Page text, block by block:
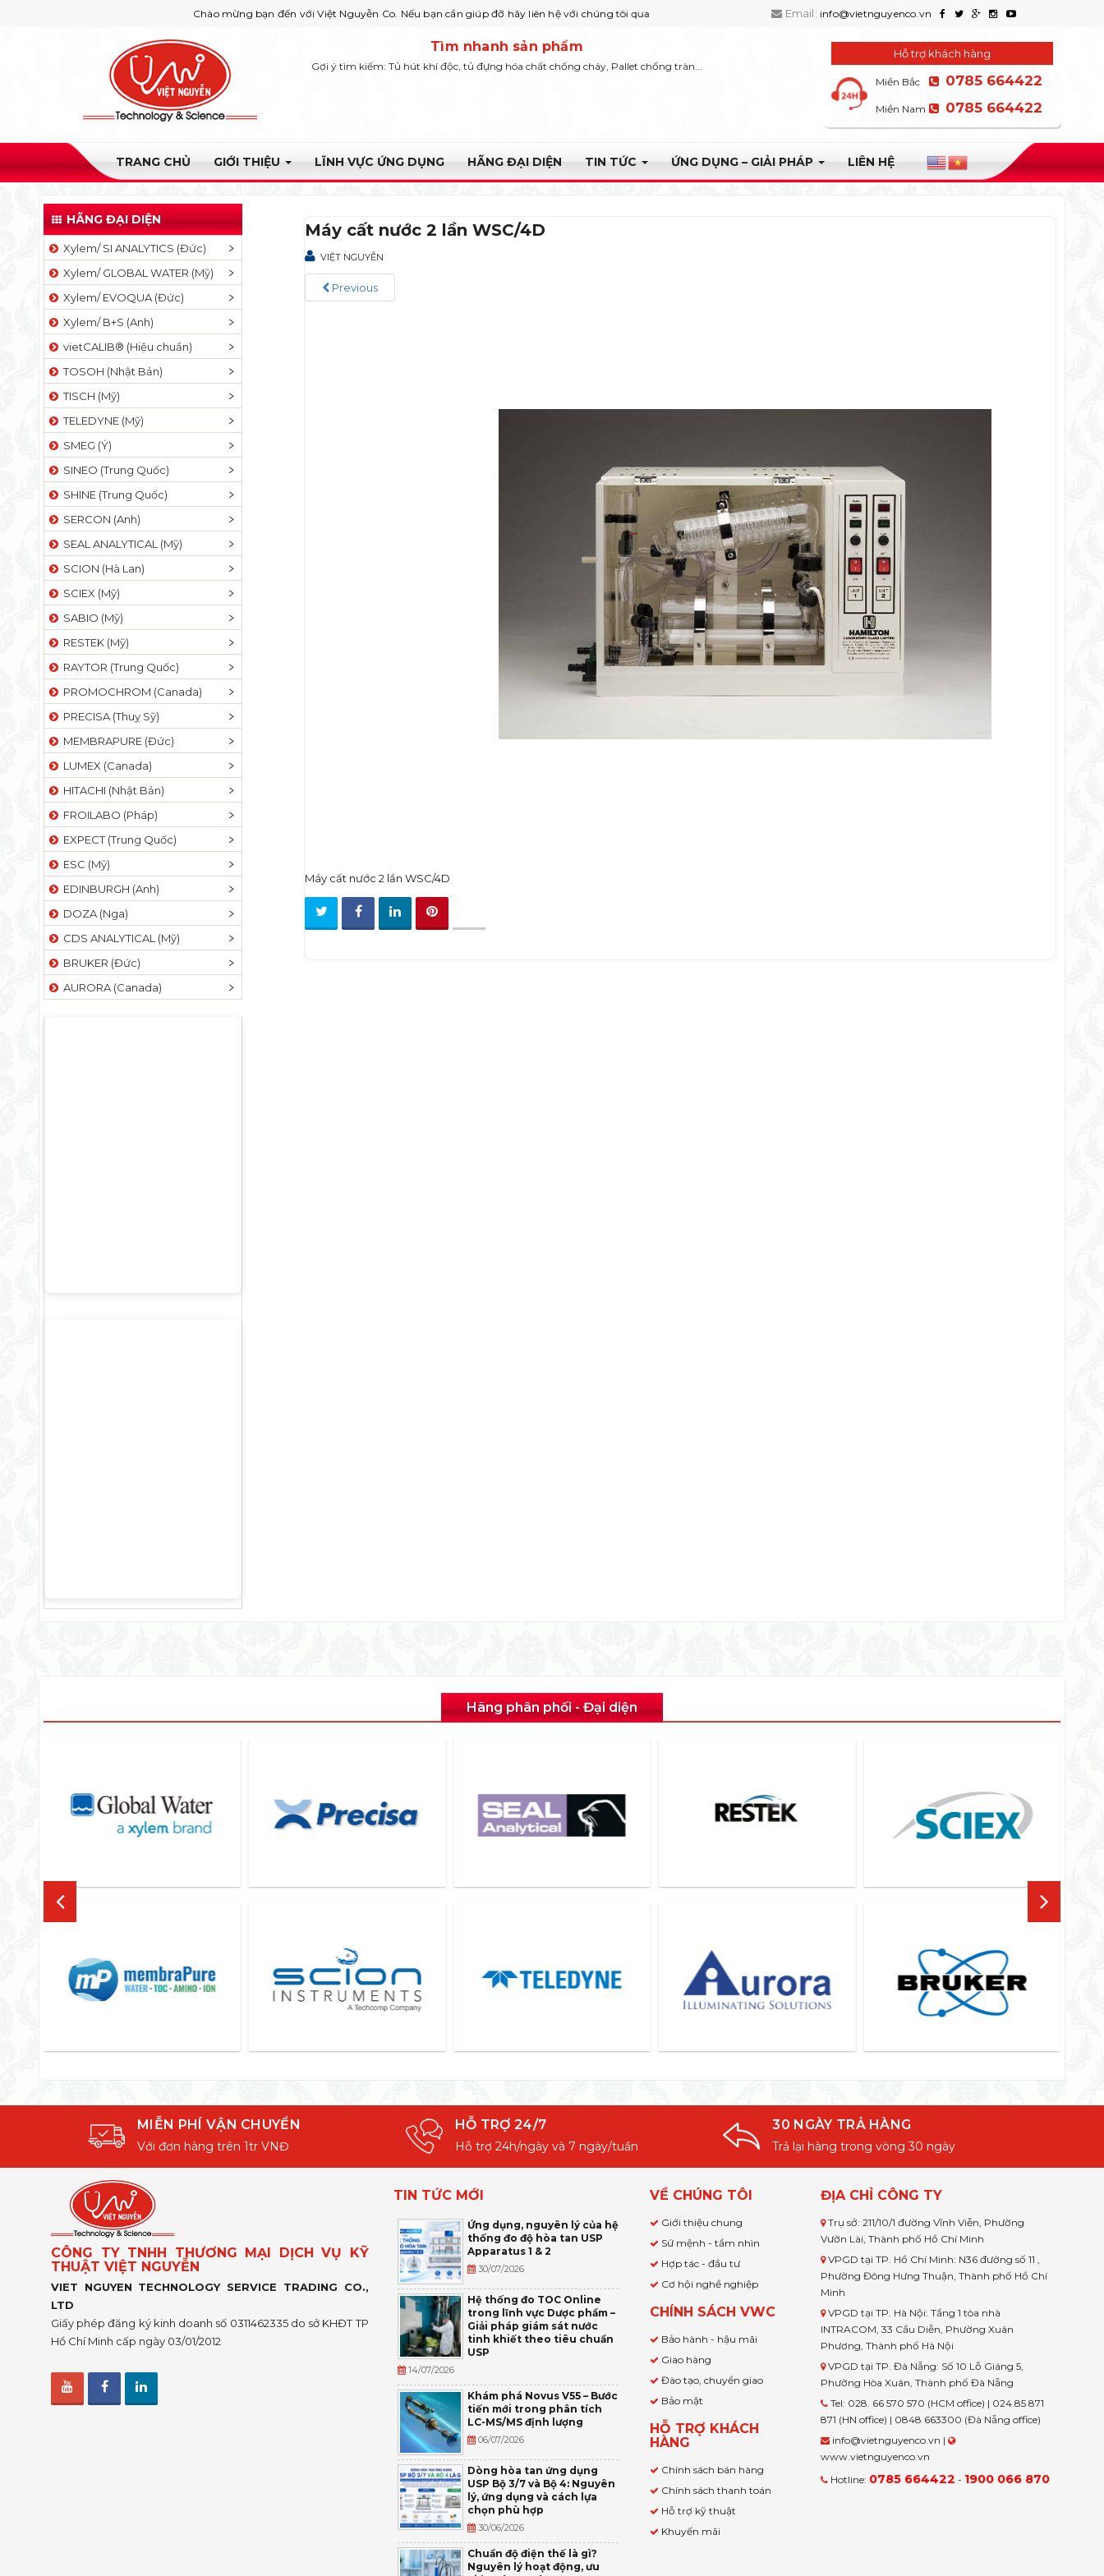
Chào mừng bạn đến với Việt Nguyễn Co. Nếu bạn cần giúp đỡ hãy liên hệ với chúng tôi qua Hotline: 0932 664422 Email: info@vietnguyenco.vn
Tìm nhanh sản phẩm
Gợi ý tìm kiếm: Tủ hút khí độc, tủ đựng hóa chất chống cháy, Pallet chống tràn...
Hỗ trợ khách hàng
Miền Bắc 0785 664422
Miền Nam 0785 664422
TRANG CHỦ GIỚI THIỆU LĨNH VỰC ỨNG DỤNG HÃNG ĐẠI DIỆN TIN TỨC ỨNG DỤNG – GIẢI PHÁP LIÊN HỆ
Máy cất nước 2 lần WSC/4D
VIỆT NGUYỄN
Previous
Máy cất nước 2 lần WSC/4D
HÃNG ĐẠI DIỆN
Xylem/ SI ANALYTICS (Đức)
Xylem/ GLOBAL WATER (Mỹ)
Xylem/ EVOQUA (Đức)
Xylem/ B+S (Anh)
vietCALIB® (Hiệu chuẩn)
TOSOH (Nhật Bản)
TISCH (Mỹ)
TELEDYNE (Mỹ)
SMEG (Ý)
SINEO (Trung Quốc)
SHINE (Trung Quốc)
SERCON (Anh)
SEAL ANALYTICAL (Mỹ)
SCION (Hà Lan)
SCIEX (Mỹ)
SABIO (Mỹ)
RESTEK (Mỹ)
RAYTOR (Trung Quốc)
PROMOCHROM (Canada)
PRECISA (Thuỵ Sỹ)
MEMBRAPURE (Đức)
LUMEX (Canada)
HITACHI (Nhật Bản)
FROILABO (Pháp)
EXPECT (Trung Quốc)
ESC (Mỹ)
EDINBURGH (Anh)
DOZA (Nga)
CDS ANALYTICAL (Mỹ)
BRUKER (Đức)
AURORA (Canada)
Hãng phân phối - Đại diện
MIỄN PHÍ VẬN CHUYỂN
Với đơn hàng trên 1tr VNĐ
HỖ TRỢ 24/7
Hỗ trợ 24h/ngày và 7 ngày/tuần
30 NGÀY TRẢ HÀNG
Trả lại hàng trong vòng 30 ngày
CÔNG TY TNHH THƯƠNG MẠI DỊCH VỤ KỸ
THUẬT VIỆT NGUYỄN
VIET NGUYEN TECHNOLOGY SERVICE TRADING CO.,
LTD
Giấy phép đăng ký kinh doanh số 0311462335 do sở KHĐT TP
Hồ Chí Minh cấp ngày 03/01/2012
TIN TỨC MỚI
Ứng dụng, nguyên lý của hệ
thống đo độ hòa tan USP
Apparatus 1 & 2
30/07/2026
Hệ thống đo TOC Online
trong lĩnh vực Dược phẩm –
Giải pháp giám sát nước
tinh khiết theo tiêu chuẩn
USP
14/07/2026
Khám phá Novus V55 – Bước
tiến mới trong phân tích
LC-MS/MS định lượng
06/07/2026
Dòng hòa tan ứng dụng
USP Bộ 3/7 và Bộ 4: Nguyên
lý, ứng dụng và cách lựa
chọn phù hợp
30/06/2026
Chuẩn độ điện thế là gì?
Nguyên lý hoạt động, ưu
VỀ CHÚNG TÔI
Giới thiệu chung
Sứ mệnh - tầm nhìn
Hợp tác - đầu tư
Cơ hội nghề nghiệp
CHÍNH SÁCH VWC
Bảo hành - hậu mãi
Giao hàng
Đào tạo, chuyển giao
Bảo mật
HỖ TRỢ KHÁCH
HÀNG
Chính sách bán hàng
Chính sách thanh toán
Hỗ trợ kỹ thuật
Khuyến mãi
ĐỊA CHỈ CÔNG TY
Trụ sở: 211/10/1 đường Vĩnh Viễn, Phường
Vườn Lài, Thành phố Hồ Chí Minh
VPGD tại TP. Hồ Chí Minh: N36 đường số 11 ,
Phường Đông Hưng Thuận, Thành phố Hồ Chí
Minh
VPGD tại TP. Hà Nội: Tầng 1 tòa nhà
INTRACOM, 33 Cầu Diễn, Phường Xuân
Phương, Thành phố Hà Nội
VPGD tại TP. Đà Nẵng: Số 10 Lỗ Giáng 5,
Phường Hòa Xuân, Thành phố Đà Nẵng
Tel: 028. 66 570 570 (HCM office) | 024.85 871
871 (HN office) | 0848 663300 (Đà Nẵng office)
info@vietnguyenco.vn |
www.vietnguyenco.vn
Hotline: 0785 664422 - 1900 066 870